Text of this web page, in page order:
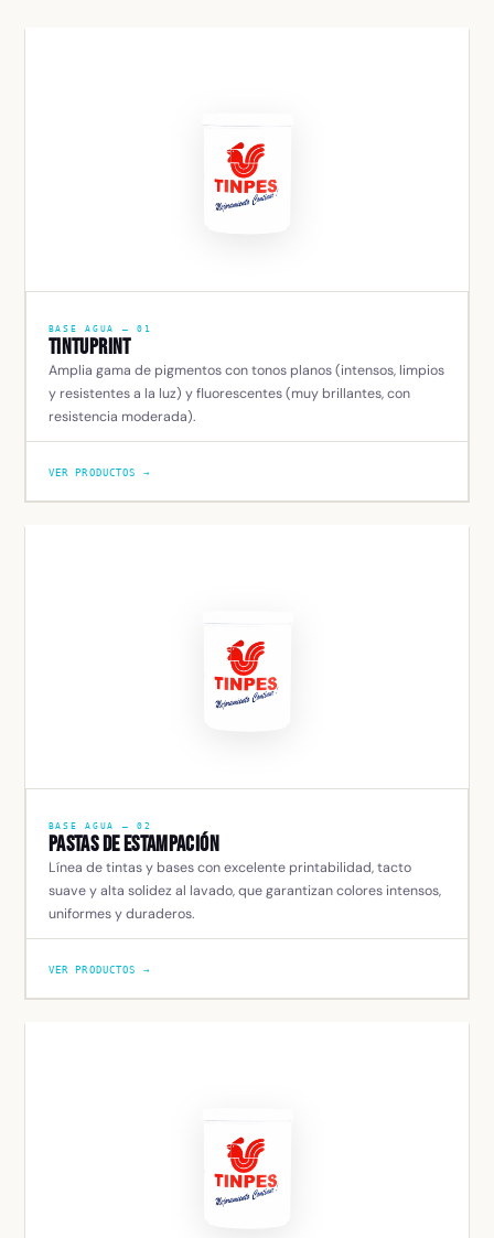
BASE AGUA — 01
Tintuprint
Amplia gama de pigmentos con tonos planos (intensos, limpios
y resistentes a la luz) y fluorescentes (muy brillantes, con
resistencia moderada).
VER PRODUCTOS →
BASE AGUA — 02
Pastas de Estampación
Línea de tintas y bases con excelente printabilidad, tacto
suave y alta solidez al lavado, que garantizan colores intensos,
uniformes y duraderos.
VER PRODUCTOS →